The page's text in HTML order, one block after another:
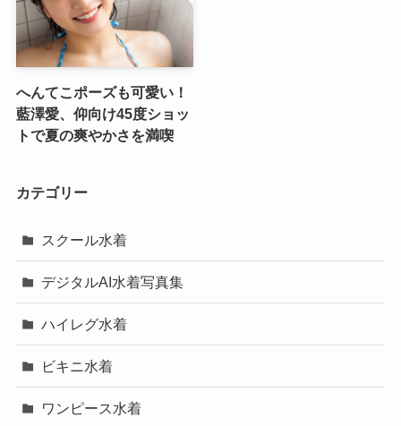
へんてこポーズも可愛い！
藍澤愛、仰向け45度ショッ
トで夏の爽やかさを満喫
カテゴリー
スクール水着
デジタルAI水着写真集
ハイレグ水着
ビキニ水着
ワンピース水着